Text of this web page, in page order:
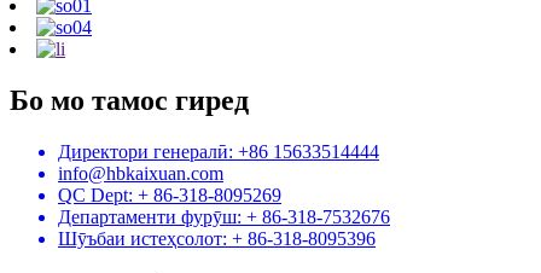
Бо мо тамос гиред
Директори генералӣ: +86 15633514444
info@hbkaixuan.com
QC Dept: + 86-318-8095269
Департаменти фурӯш: + 86-318-7532676
Шӯъбаи истеҳсолот: + 86-318-8095396